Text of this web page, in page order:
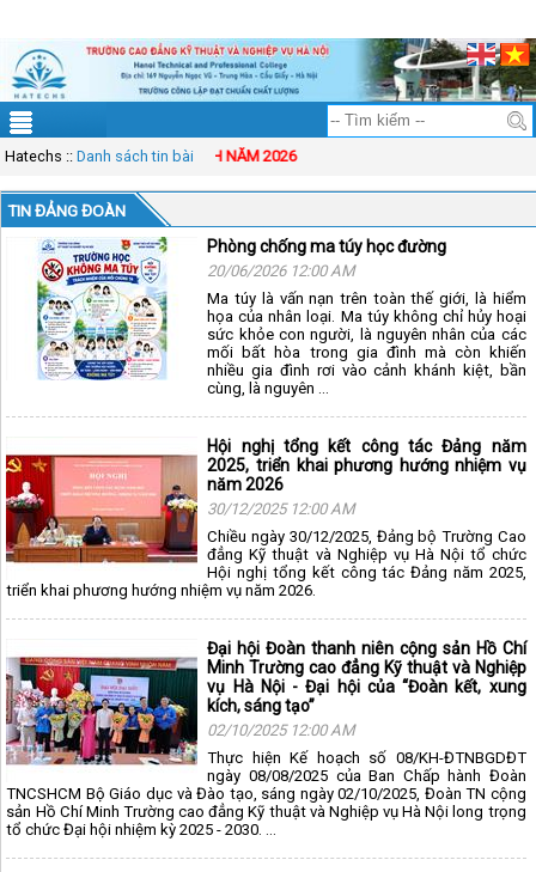
Hatechs ::Danh sách tin bài
THÔNG BÁO TUYỂN SINH NĂM 2026
TIN ĐẢNG ĐOÀN
Phòng chống ma túy học đường
20/06/2026 12:00 AM
Ma túy là vấn nạn trên toàn thế giới, là hiểm
họa của nhân loại. Ma túy không chỉ hủy hoại
sức khỏe con người, là nguyên nhân của các
mối bất hòa trong gia đình mà còn khiến
nhiều gia đình rơi vào cảnh khánh kiệt, bần
cùng, là nguyên ...
Hội nghị tổng kết công tác Đảng năm
2025, triển khai phương hướng nhiệm vụ
năm 2026
30/12/2025 12:00 AM
Chiều ngày 30/12/2025, Đảng bộ Trường Cao
đẳng Kỹ thuật và Nghiệp vụ Hà Nội tổ chức
Hội nghị tổng kết công tác Đảng năm 2025,
triển khai phương hướng nhiệm vụ năm 2026.
Đại hội Đoàn thanh niên cộng sản Hồ Chí
Minh Trường cao đẳng Kỹ thuật và Nghiệp
vụ Hà Nội - Đại hội của “Đoàn kết, xung
kích, sáng tạo”
02/10/2025 12:00 AM
Thực hiện Kế hoạch số 08/KH-ĐTNBGDĐT
ngày 08/08/2025 của Ban Chấp hành Đoàn
TNCSHCM Bộ Giáo dục và Đào tạo, sáng ngày 02/10/2025, Đoàn TN cộng
sản Hồ Chí Minh Trường cao đẳng Kỹ thuật và Nghiệp vụ Hà Nội long trọng
tổ chức Đại hội nhiệm kỳ 2025 - 2030. ...